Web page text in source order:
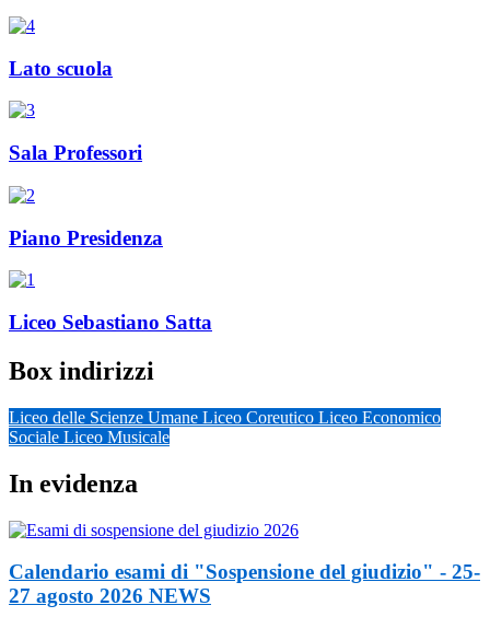
Lato scuola
Sala Professori
Piano Presidenza
Liceo Sebastiano Satta
Box indirizzi
Liceo delle Scienze Umane Liceo Coreutico Liceo Economico
Sociale Liceo Musicale
In evidenza
Calendario esami di "Sospensione del giudizio" - 25-
27 agosto 2026 NEWS